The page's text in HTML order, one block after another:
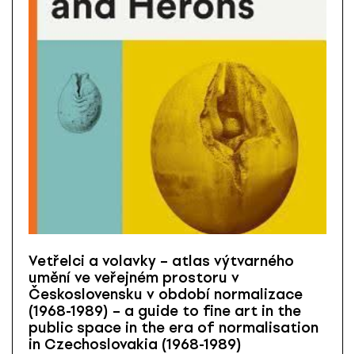
Vetřelci a volavky – atlas výtvarného
umění ve veřejném prostoru v
Československu v období normalizace
(1968-1989) – a guide to fine art in the
public space in the era of normalisation
in Czechoslovakia (1968-1989)